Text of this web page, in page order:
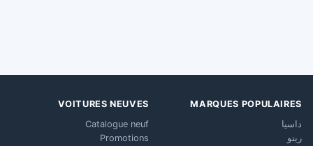
MARQUES POPULAIRES
داسيا
رينو
VOITURES NEUVES
Catalogue neuf
Promotions